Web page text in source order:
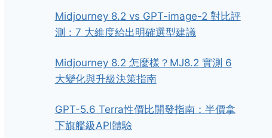
Midjourney 8.2 vs GPT-image-2 對比評
測：7 大維度給出明確選型建議
Midjourney 8.2 怎麼樣？MJ8.2 實測 6
大變化與升級決策指南
GPT-5.6 Terra性價比開發指南：半價拿
下旗艦級API體驗